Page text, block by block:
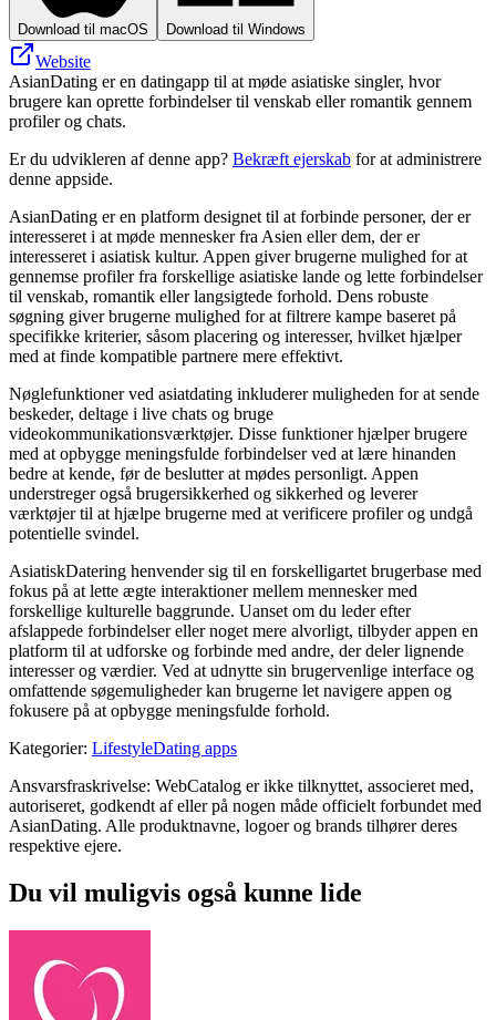
Download til macOS Download til Windows
Website
AsianDating er en datingapp til at møde asiatiske singler, hvor
brugere kan oprette forbindelser til venskab eller romantik gennem
profiler og chats.
Er du udvikleren af denne app? Bekræft ejerskab for at administrere
denne appside.
AsianDating er en platform designet til at forbinde personer, der er
interesseret i at møde mennesker fra Asien eller dem, der er
interesseret i asiatisk kultur. Appen giver brugerne mulighed for at
gennemse profiler fra forskellige asiatiske lande og lette forbindelser
til venskab, romantik eller langsigtede forhold. Dens robuste
søgning giver brugerne mulighed for at filtrere kampe baseret på
specifikke kriterier, såsom placering og interesser, hvilket hjælper
med at finde kompatible partnere mere effektivt.
Nøglefunktioner ved asiatdating inkluderer muligheden for at sende
beskeder, deltage i live chats og bruge
videokommunikationsværktøjer. Disse funktioner hjælper brugere
med at opbygge meningsfulde forbindelser ved at lære hinanden
bedre at kende, før de beslutter at mødes personligt. Appen
understreger også brugersikkerhed og sikkerhed og leverer
værktøjer til at hjælpe brugerne med at verificere profiler og undgå
potentielle svindel.
AsiatiskDatering henvender sig til en forskelligartet brugerbase med
fokus på at lette ægte interaktioner mellem mennesker med
forskellige kulturelle baggrunde. Uanset om du leder efter
afslappede forbindelser eller noget mere alvorligt, tilbyder appen en
platform til at udforske og forbinde med andre, der deler lignende
interesser og værdier. Ved at udnytte sin brugervenlige interface og
omfattende søgemuligheder kan brugerne let navigere appen og
fokusere på at opbygge meningsfulde forhold.
Kategorier: LifestyleDating apps
Ansvarsfraskrivelse: WebCatalog er ikke tilknyttet, associeret med,
autoriseret, godkendt af eller på nogen måde officielt forbundet med
AsianDating. Alle produktnavne, logoer og brands tilhører deres
respektive ejere.
Du vil muligvis også kunne lide